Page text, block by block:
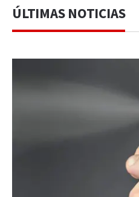
ÚLTIMAS NOTICIAS